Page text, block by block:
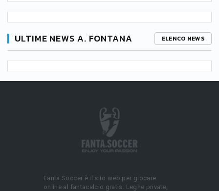
ULTIME NEWS A. FONTANA ELENCO NEWS
Fanta.Soccer è il sito web per giocare
online al fantacalcio gratis. Leghe private,